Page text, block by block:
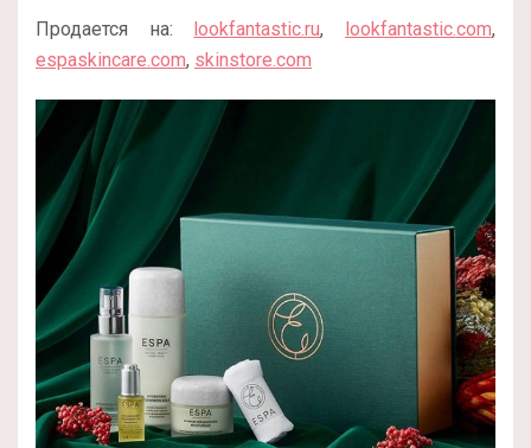
Продается на: lookfantastic.ru, lookfantastic.com,
espaskincare.com, skinstore.com